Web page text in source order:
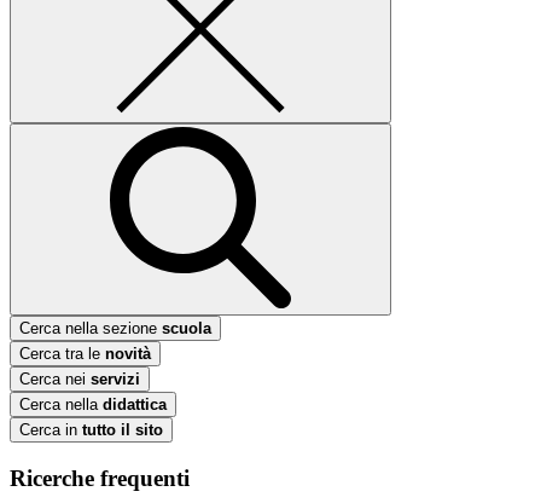
Cerca nella sezione scuola
Cerca tra le novità
Cerca nei servizi
Cerca nella didattica
Cerca in tutto il sito
Ricerche frequenti